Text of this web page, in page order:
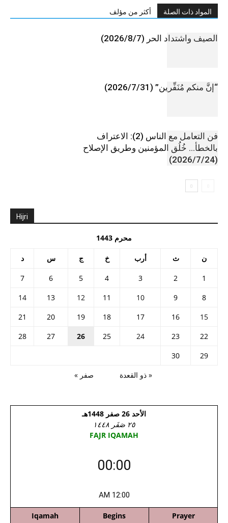
المواد ذات الصلة أكثر من مؤلف
الصيف واشتداد الحر (2026/8/7)
“إنَّ منكم مُنَفِّرين” (2026/7/31)
فن التعامل مع الناس (2): الاعتراف
بالخطأ… خُلُق المؤمنين وطريق الإصلاح
(2026/7/24)
Hijri
محرم 1443
ن ث أرب خ ج س د
« ذو القعدة صفر »
1
2
3
4
5
6
7
8
9
10
11
12
13
14
15
16
17
18
19
20
21
22
23
24
25
26
27
28
29
30
الأحد 26 صفر 1448هـ
٢٥ صَفَر ١٤٤٨
FAJR IQAMAH
00:00
12:00 AM
Prayer
Begins
Iqamah